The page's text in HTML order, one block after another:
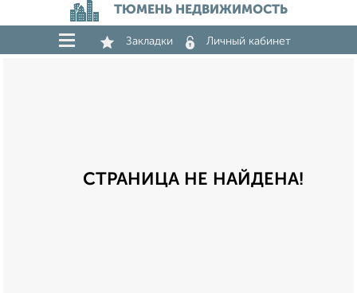
ТЮМЕНЬ НЕДВИЖИМОСТЬ
Закладки Личный кабинет
СТРАНИЦА НЕ НАЙДЕНА!